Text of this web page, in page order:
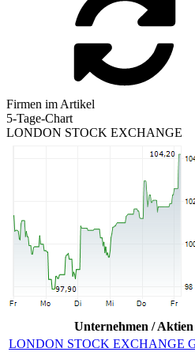
Firmen im Artikel
5-Tage-Chart
LONDON STOCK EXCHANGE
Unternehmen / Aktien
LONDON STOCK EXCHANGE